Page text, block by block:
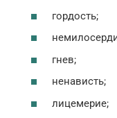
гордость;
гнев;
ненависть;
лицемерие;